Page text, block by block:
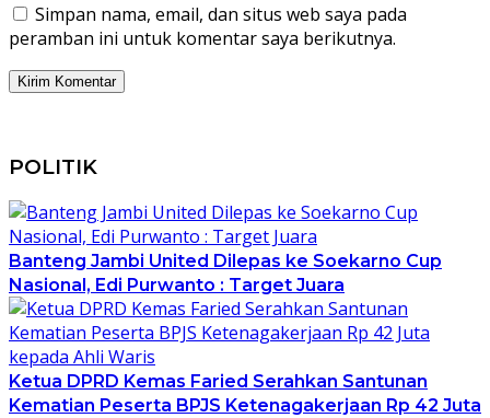
Simpan nama, email, dan situs web saya pada
peramban ini untuk komentar saya berikutnya.
POLITIK
Banteng Jambi United Dilepas ke Soekarno Cup
Nasional, Edi Purwanto : Target Juara
Ketua DPRD Kemas Faried Serahkan Santunan
Kematian Peserta BPJS Ketenagakerjaan Rp 42 Juta